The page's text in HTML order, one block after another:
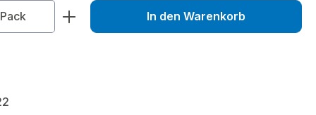
Gib den gewünschten Wert
Pack In den Warenkorb